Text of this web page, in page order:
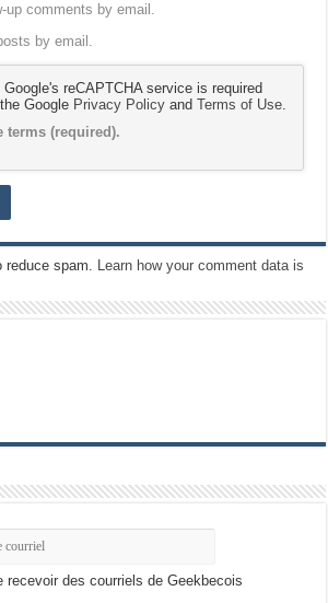
up comments by email.
by email.
reCAPTCHA service is required
Google Privacy Policy andTerms of Use.
terms (required).
spam. Learn how your comment data is
recevoir des courriels de Geekbecois